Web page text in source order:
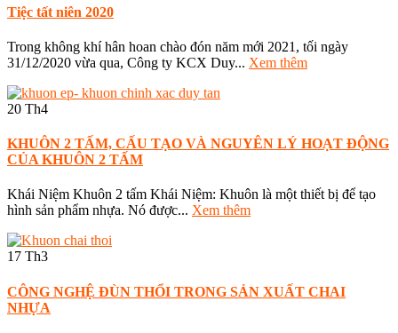
Tiệc tất niên 2020
Trong không khí hân hoan chào đón năm mới 2021, tối ngày
31/12/2020 vừa qua, Công ty KCX Duy... Xem thêm
20 Th4
KHUÔN 2 TẤM, CẤU TẠO VÀ NGUYÊN LÝ HOẠT ĐỘNG
CỦA KHUÔN 2 TẤM
Khái Niệm Khuôn 2 tấm Khái Niệm: Khuôn là một thiết bị để tạo
hình sản phẩm nhựa. Nó được... Xem thêm
17 Th3
CÔNG NGHỆ ĐÙN THỔI TRONG SẢN XUẤT CHAI
NHỰA